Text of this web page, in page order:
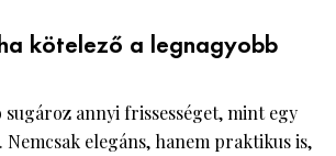
kötelező a legnagyobb
sugároz annyi frissességet, mint egy
elegáns, hanem praktikus is,